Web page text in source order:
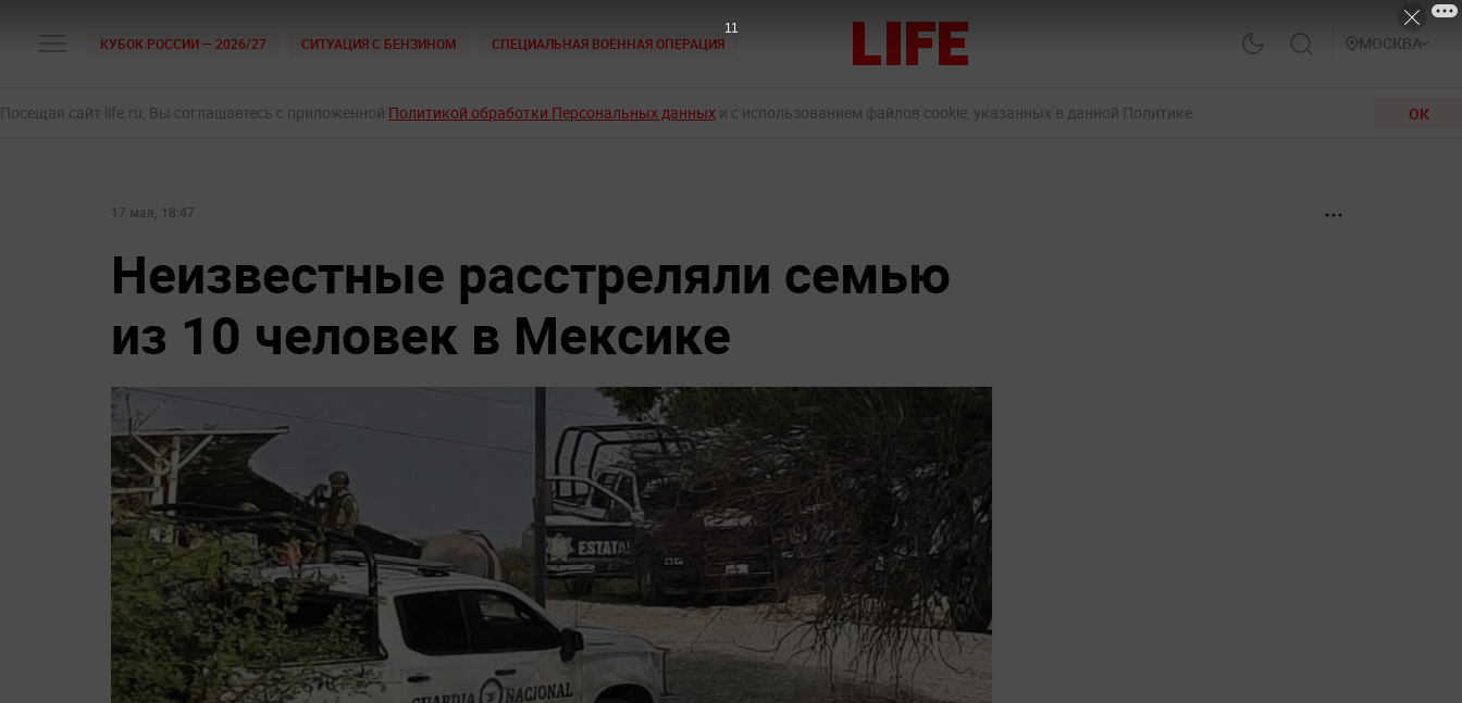
КУБОК РОССИИ — 2026/27 СИТУАЦИЯ С БЕНЗИНОМ СПЕЦИАЛЬНАЯ ВОЕННАЯ ОПЕРАЦИЯ МОСКВА
Посещая сайт life.ru, Вы соглашаетесь с приложенной Политикой обработки Персональных данных и с использованием файлов cookie, указанных в данной Политике. ОК
17 мая, 18:47
Неизвестные расстреляли семью
из 10 человек в Мексике
9